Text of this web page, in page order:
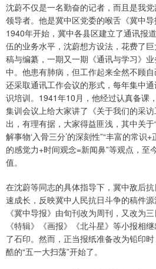
沈蔚不仅是一名勤奋的记者，而且是我
领导者。他是冀中区党委的喉舌《冀中
1940年开始，冀中各县区建立了通讯报
伍的业务水平，沈蔚想方设法，花费了
稿与编纂，一期又一期《通讯与学习》
中。他患有肺病，但工作起来全然不顾
还采取通讯工作会议的形式，每年集中
识培训。1941年10月，他经过认真备课
集训会议上给大家讲了《关于我们的采
出，有理有据，大家得益匪浅，其中关于
解事物‘入骨三分’的深刻性”“丰富的常识
的感觉力+时间观念=新闻鼻”等观点，至
值。
在沈蔚等同志的具体指导下，冀中敌后
速成长，反映冀中人民抗日斗争的稿件源
《冀中导报》由旬刊改为周刊，又改为
《特辑》《画报》《北斗星》等小报相
了石印。然而，正当报纸准备改为铅印
酷的“五一大扫荡”开始了。